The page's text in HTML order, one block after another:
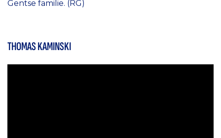
Gentse familie. (RG)
THOMAS KAMINSKI